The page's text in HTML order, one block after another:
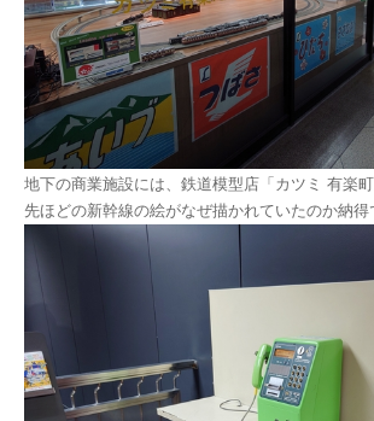
地下の商業施設には、鉄道模型店「カツミ 有楽町
先ほどの新幹線の絵がなぜ描かれていたのか納得